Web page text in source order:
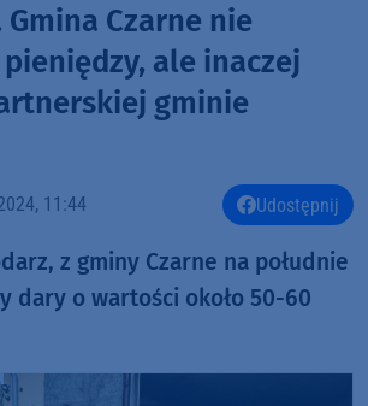
Czarne nie
pieniędzy, ale inaczej
gminie
11:44 Udostępnij
z gminy Czarne na południe
dary o wartości około 50-60